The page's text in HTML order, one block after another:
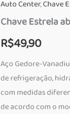
Auto Center,Chave
Chave Estrela
R$49,90
Aço Gedore-
de refrigeração,
com medidas
de acordo com o